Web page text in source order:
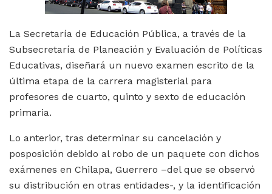
La Secretaría de Educación Pública, a través de la
Subsecretaría de Planeación y Evaluación de Políticas
Educativas, diseñará un nuevo examen escrito de la
última etapa de la carrera magisterial para
profesores de cuarto, quinto y sexto de educación
primaria.
Lo anterior, tras determinar su cancelación y
posposición debido al robo de un paquete con dichos
exámenes en Chilapa, Guerrero –del que se observó
su distribución en otras entidades-, y la identificación